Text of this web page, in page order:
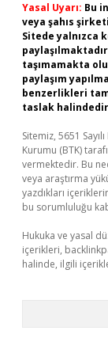
Yasal Uyarı: Bu
veya şahıs
Sitede yalnızca
taşımamakta
paylaşım
benzerlikleri
taslak
Sitemiz, 5651
Kurumu (BTK)
vermektedir. Bu
veya araştırma
yazdıkları
bu sorumluluğu
Hukuka ve yasal
içerikleri,
halinde, ilgili